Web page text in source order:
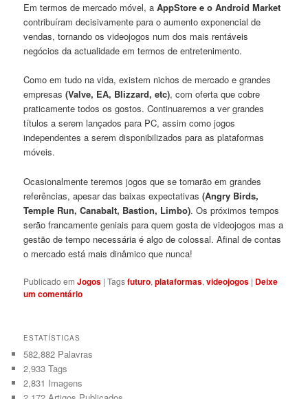
Em termos de mercado móvel, aAppStore e o Android Market
contribuíram decisivamente para o aumento exponencial de
vendas, tornando os videojogos num dos mais rentáveis
negócios da actualidade em termos de entretenimento.
Como em tudo na vida, existem nichos de mercado e grandes
empresas (Valve, EA, Blizzard, etc), com oferta que cobre
praticamente todos os gostos. Continuaremos a ver grandes
títulos a serem lançados para PC, assim como jogos
independentes a serem disponibilizados para as plataformas
móveis.
Ocasionalmente teremos jogos que se tornarão em grandes
referências, apesar das baixas expectativas(Angry Birds,
Temple Run, Canabalt, Bastion, Limbo). Os próximos tempos
serão francamente geniais para quem gosta de videojogos mas a
gestão de tempo necessária é algo de colossal. Afinal de contas
o mercado está mais dinâmico que nunca!
Publicado em Jogos |Tagsfuturo,plataformas,videojogos | Deixe
um comentário
ESTATÍSTICAS
582,882 Palavras
2,933 Tags
2,831 Imagens